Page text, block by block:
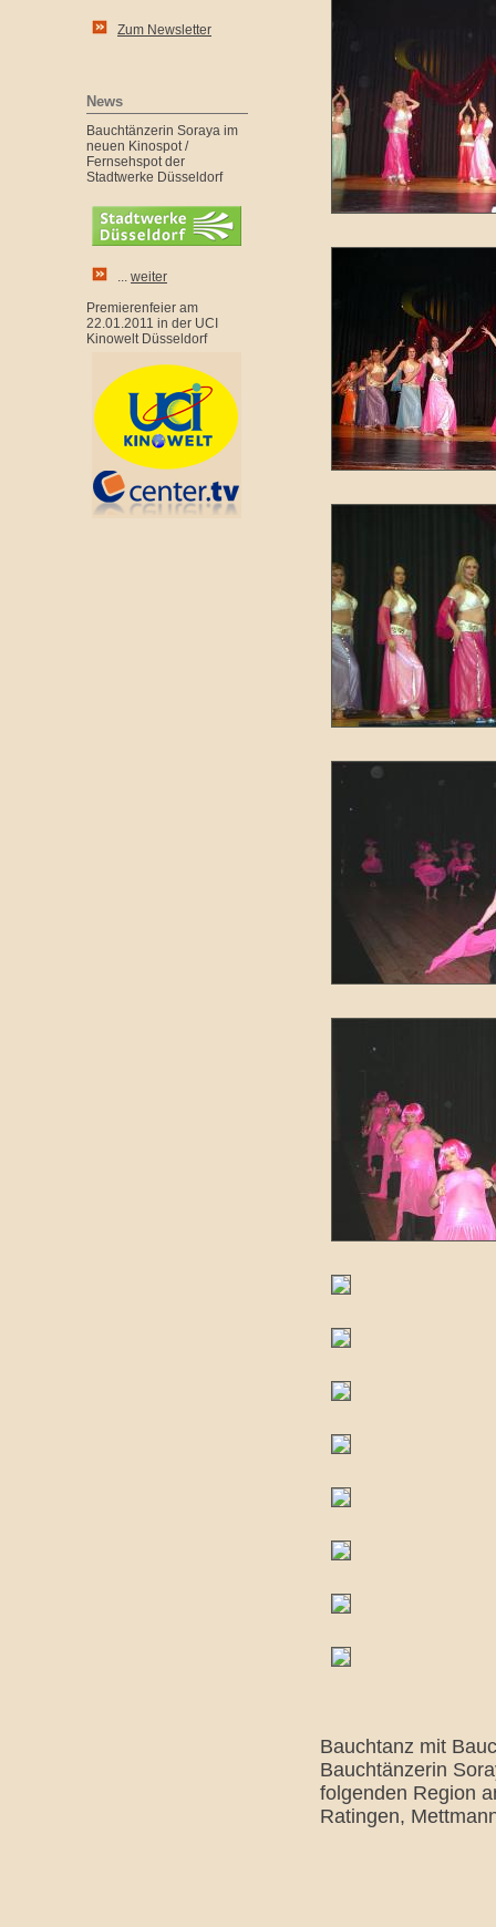
Zum Newsletter
News
Bauchtänzerin Soraya im
neuen Kinospot /
Fernsehspot der
Stadtwerke Düsseldorf
... weiter
Premierenfeier am
22.01.2011 in der UCI
Kinowelt Düsseldorf
Bauchtanz mit
Bauchtänzerin
folgenden Region
Ratingen,